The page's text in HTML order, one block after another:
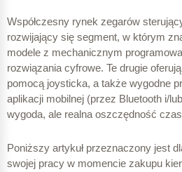
Współczesny rynek zegarów
rozwijający się segment, w którym
modele z mechanicznym
rozwiązania cyfrowe. Te drugie
pomocą joysticka, a także wygodne
aplikacji mobilnej (przez Bluetooth i/
wygoda, ale realna oszczędność
Poniższy artykuł przeznaczony jest
swojej pracy w momencie zakupu